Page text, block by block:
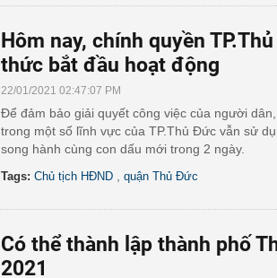
Hôm nay, chính quyền
thức bắt đầu hoạt động
22/01/2021 02:47:07 PM
Để đảm bảo giải quyết công việc của người dân,
trong một số lĩnh vực của TP.Thủ Đức vẫn sử
song hành cùng con dấu mới trong 2 ngày.
Tags: Chủ tịch HĐND quận Thủ Đức
Có thể thành lập thành phố
2021